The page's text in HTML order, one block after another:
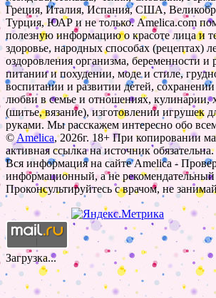
Греция, Италия, Испания, США,
Турция, ЮАР и не только. Amelica.com
полезную информацию о красоте лица и
здоровье, народных способах (рецептах)
оздоровления организма, беременности и
питании и похудении, моде и стиле,
воспитании и развитии детей,
любви в семье и отношениях, кулинарии,
(шитье, вязание), изготовлении игрушек
руками. Мы расскажем интересно обо
© Amelica, 2026г. 18+ При копировании
активная ссылка на источник обязательна.
Вся информация на сайте Amelica -
информационный, а не рекомендательный
Проконсультируйтесь с врачом, не
Загрузка...